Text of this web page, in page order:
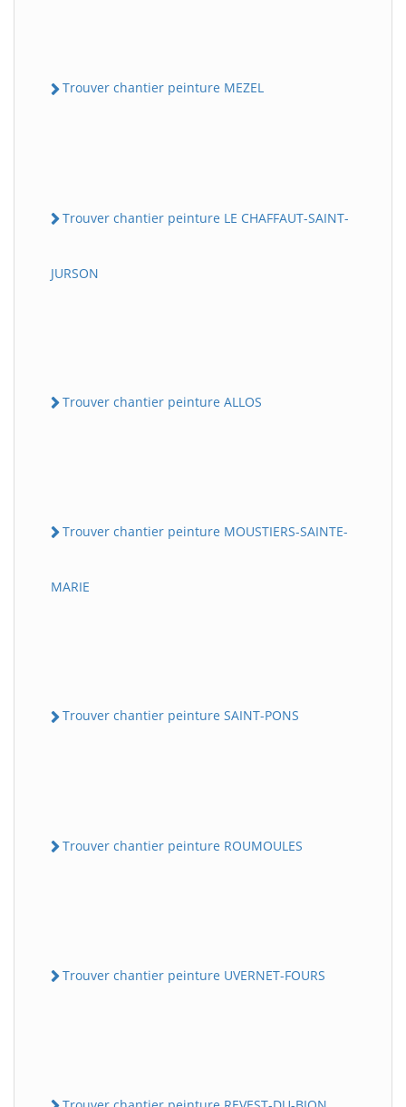
Trouver chantier peinture MEZEL
Trouver chantier peinture LE CHAFFAUT-SAINT-
JURSON
Trouver chantier peinture ALLOS
Trouver chantier peinture MOUSTIERS-SAINTE-
MARIE
Trouver chantier peinture SAINT-PONS
Trouver chantier peinture ROUMOULES
Trouver chantier peinture UVERNET-FOURS